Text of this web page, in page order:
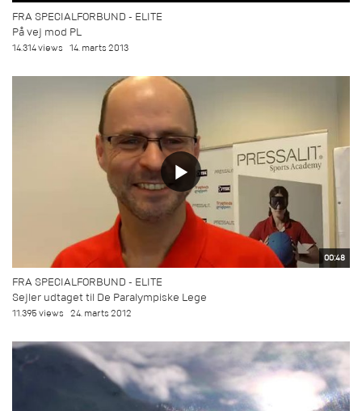
FRA SPECIALFORBUND - ELITE
På vej mod PL
14.314 views 14. marts 2013
00:48
FRA SPECIALFORBUND - ELITE
Sejler udtaget til De Paralympiske Lege
11.395 views 24. marts 2012